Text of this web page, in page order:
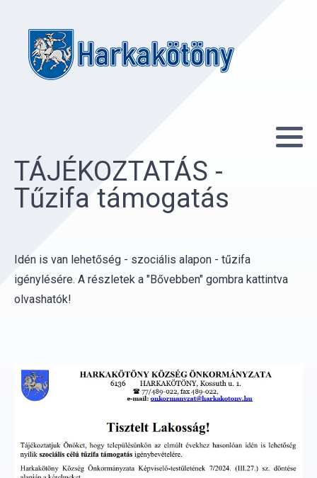
TÁJÉKOZTATÁS -
Tűzifa támogatás
Idén is van lehetőség - szociális alapon - tűzifa
igénylésére. A részletek a "Bővebben" gombra kattintva
olvashatók!